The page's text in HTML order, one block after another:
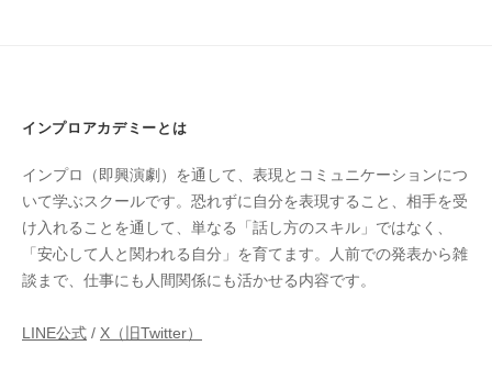
インプロアカデミーとは
インプロ（即興演劇）を通して、表現とコミュニケーションにつ
いて学ぶスクールです。恐れずに自分を表現すること、相手を受
け入れることを通して、単なる「話し方のスキル」ではなく、
「安心して人と関われる自分」を育てます。人前での発表から雑
談まで、仕事にも人間関係にも活かせる内容です。
LINE公式 / X（旧Twitter）